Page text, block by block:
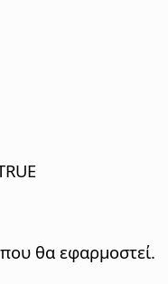
θα εφαρμοστεί.